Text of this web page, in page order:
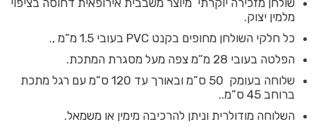
שולחן מזכירה יוקרתי מיוצר משבבית אירופאית דחוסה בציפוי
מלמין יצוק.
כל חלקי השולחן מחופים בקנט PVC בעובי 1.5 מ”מ ,.
הפלטה בעובי 28 מ”מ צפה מעל מסגרת המתכת.
שלוחה בעומק 50 ס”מ ובאורך עד 120 ס”מ עם רגל מתכת
ברוחב 45 ס”מ..
השלוחה מודולרית וניתן להרכיבה מימין או משמאל.